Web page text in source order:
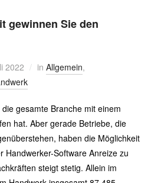
gewinnen Sie den
2022 in Allgemein,
gesamte Branche mit einem
hat. Aber gerade Betriebe, die
haben die Möglichkeit
Handwerker-Software Anreize zu
steigt stetig. Allein im